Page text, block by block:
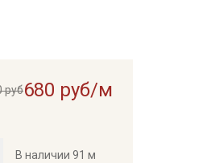
руб680 руб/м
В наличии 91 м